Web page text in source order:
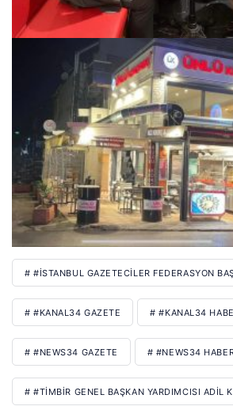
# #İSTANBUL GAZETECILER FEDERASYON
# #KANAL34 GAZETE # #KANAL34
# #NEWS34 GAZETE # #NEWS34
# #TIMBIR GENEL BAŞKAN YARDIMCISI ADIL